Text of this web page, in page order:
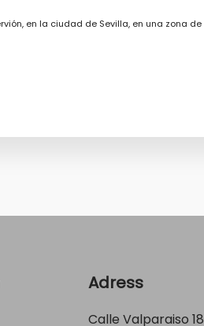
en la ciudad de Sevilla, en una zona
Adress
Calle Valparaiso